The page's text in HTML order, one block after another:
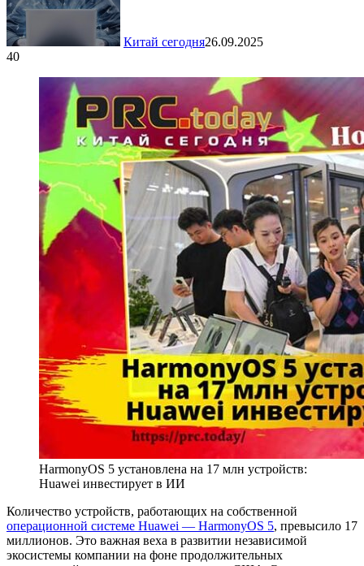
Китай сегодня26.09.2025
40
HarmonyOS 5 установлена на 17 млн устройств:
Huawei инвестирует в ИИ
Количество устройств, работающих на собственной
операционной системе Huawei — HarmonyOS 5, превысило 17
миллионов. Это важная веха в развитии независимой
экосистемы компании на фоне продолжительных